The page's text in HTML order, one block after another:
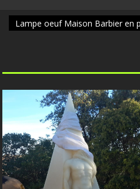
Lampe oeuf Maison Barbier en